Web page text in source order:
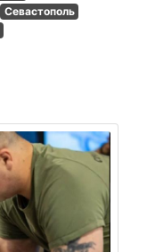
Севастополь